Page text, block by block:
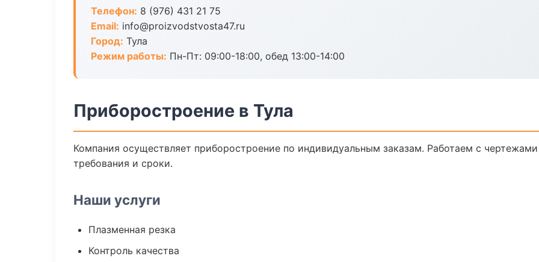
Телефон: 8 (976) 431 21 75
Email: info@proizvodstvosta47.ru
Город: Тула
Режим работы: Пн-Пт: 09:00-18:00, обед 13:00-14:00
Приборостроение в Тула
Компания осуществляет приборостроение по индивидуальным заказам. Работаем с
требования и сроки.
Наши услуги
Плазменная резка
Контроль качества